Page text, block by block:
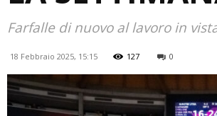
Farfalle di nuovo al lavoro in
18 Febbraio 2025, 15:15 127 0